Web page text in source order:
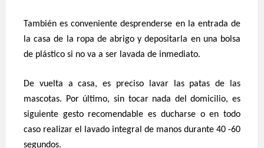
También es conveniente desprenderse en la entrada de
la casa de la ropa de abrigo y depositarla en una bolsa
de plástico si no va a ser lavada de inmediato.
De vuelta a casa, es preciso lavar las patas de las
mascotas. Por último, sin tocar nada del domicilio, es
siguiente gesto recomendable es ducharse o en todo
caso realizar el lavado integral de manos durante 40 -60
segundos.